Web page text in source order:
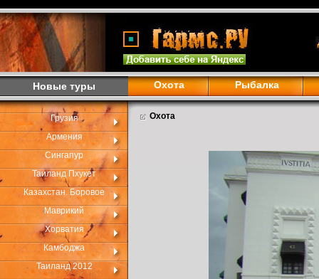
Новые туры Охота Рыбалка
Грузия
Армения
Сингапур
Таиланд Пхукет
Казахстан. Боровое
Маврикий
Хорватия
Камбоджа
Таиланд 2012
Охота